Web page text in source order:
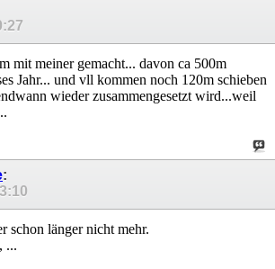
mit meiner gemacht... davon ca 500m
Jahr... und vll kommen noch 120m schieben
wieder zusammengesetzt wird...weil
:
schon länger nicht mehr.
...